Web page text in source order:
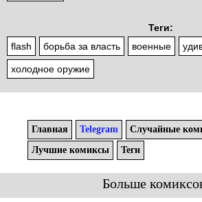
Теги:
flash
борьба за власть военные
холодное оружие
Главная Telegram
Случайные
Лучшие комиксы
Теги
Больше